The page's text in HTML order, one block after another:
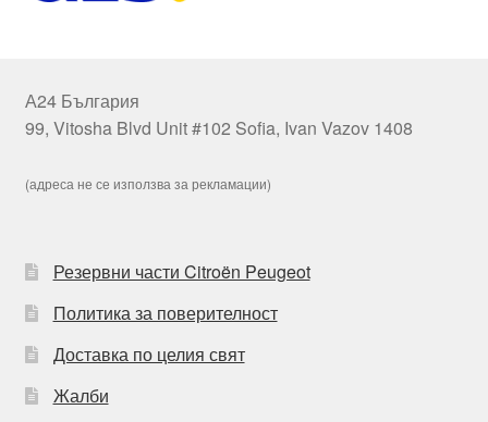
А24 България
99, Vitosha Blvd Unit #102 Sofia, Ivan Vazov 1408
(адреса не се използва за рекламации)
Резервни части Citroën Peugeot
Политика за поверителност
Доставка по целия свят
Жалби